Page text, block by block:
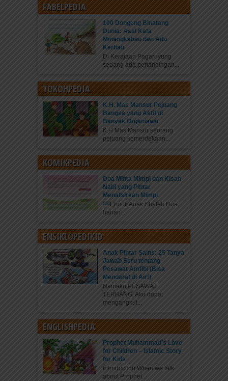
FABELPEDIA
100 Dongeng Binatang
Dunia: Asal Kata
Minangkabau dan Adu
Kerbau
Di Kerajaan Pagaruyung
sedang ada pertandingan...
TOKOHPEDIA
K.H. Mas Mansur Pejuang
Bangsa yang Aktif di
Banyak Organisasi
K.H Mas Mansur seorang
pejuang kemerdekaan...
KOMIKPEDIA
Doa Minta Mimpi dan Kisah
Nabi yang Pintar
Menafsirkan Mimpi
Ebook Anak Shaleh Doa
harian...
ENSIKLOPEDIKID
Anak Pintar Sains: 25 Tanya
Jawab Seru tentang
Pesawat Amfibi (Bisa
Mendarat di Air!)
Namaku PESAWAT
TERBANG. Aku dapat
mengangkut...
ENGLISHPEDIA
Prophet Muhammad’s Love
for Children – Islamic Story
for Kids
Introduction When we talk
about Prophet...